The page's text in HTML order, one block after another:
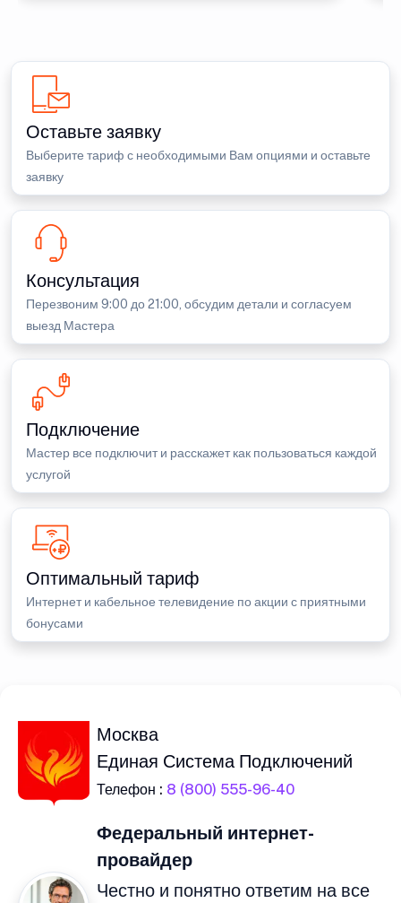
Оставьте заявку
Выберите тариф с необходимыми Вам опциями и оставьте
заявку
Консультация
Перезвоним 9:00 до 21:00, обсудим детали и согласуем
выезд Мастера
Подключение
Мастер все подключит и расскажет как пользоваться каждой
услугой
Оптимальный тариф
Интернет и кабельное телевидение по акции с приятными
бонусами
Москва
Единая Система Подключений
Телефон : 8 (800) 555-96-40
Федеральный интернет-
провайдер
Честно и понятно ответим на все